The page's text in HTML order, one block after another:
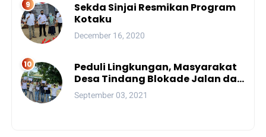
Sekda Sinjai Resmikan Program
Kotaku
December 16, 2020
Peduli Lingkungan, Masyarakat
Desa Tindang Blokade Jalan dan
Lokasi Tambang
September 03, 2021